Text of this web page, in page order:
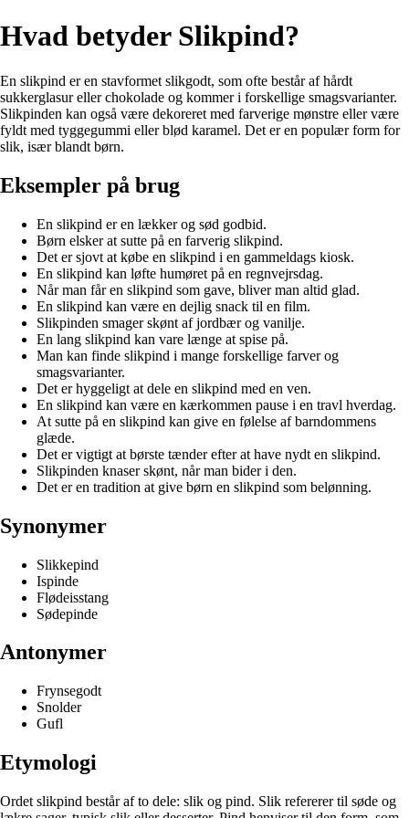
Hvad betyder Slikpind?
En slikpind er en stavformet slikgodt, som ofte består af hårdt
sukkerglasur eller chokolade og kommer i forskellige smagsvarianter.
Slikpinden kan også være dekoreret med farverige mønstre eller være
fyldt med tyggegummi eller blød karamel. Det er en populær form for
slik, især blandt børn.
Eksempler på brug
En slikpind er en lækker og sød godbid.
Børn elsker at sutte på en farverig slikpind.
Det er sjovt at købe en slikpind i en gammeldags kiosk.
En slikpind kan løfte humøret på en regnvejrsdag.
Når man får en slikpind som gave, bliver man altid glad.
En slikpind kan være en dejlig snack til en film.
Slikpinden smager skønt af jordbær og vanilje.
En lang slikpind kan vare længe at spise på.
Man kan finde slikpind i mange forskellige farver og
smagsvarianter.
Det er hyggeligt at dele en slikpind med en ven.
En slikpind kan være en kærkommen pause i en travl hverdag.
At sutte på en slikpind kan give en følelse af barndommens
glæde.
Det er vigtigt at børste tænder efter at have nydt en slikpind.
Slikpinden knaser skønt, når man bider i den.
Det er en tradition at give børn en slikpind som belønning.
Synonymer
Slikkepind
Ispinde
Flødeisstang
Sødepinde
Antonymer
Frynsegodt
Snolder
Gufl
Etymologi
Ordet slikpind består af to dele: slik og pind. Slik refererer til søde og